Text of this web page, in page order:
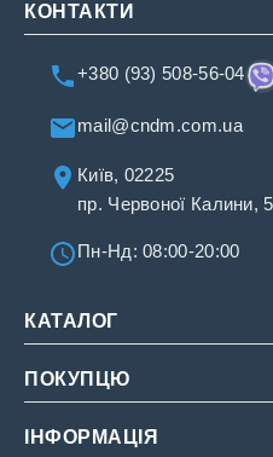
КОНТАКТИ
+380 (93) 508-56-04
mail@cndm.com.ua
Київ, 02225
пр. Червоної Калини, 5
Пн-Нд: 08:00-20:00
КАТАЛОГ
Для потенції
Для подовження
ПОКУПЦЮ
Про нас
ІНФОРМАЦІЯ